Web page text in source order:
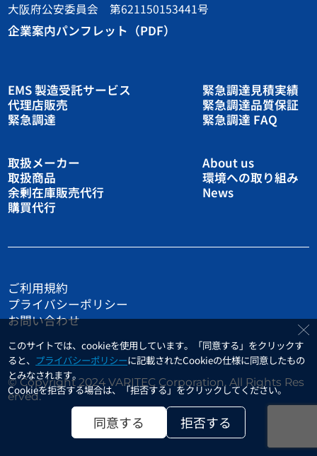
このサイトでは、cookieを使用しています。「同意する」をクリックす
ると、 プライバシーポリシーに記載されたCookieの仕様に同意したもの
とみなされます。
Cookieを拒否する場合は、「拒否する」をクリックしてください。
同意する 拒否する
大阪府公安委員会 第621150153441号
企業案内パンフレット（PDF）
EMS 製造受託サービス
代理店販売
緊急調達
取扱メーカー
取扱商品
余剰在庫販売代行
購買代行
緊急調達見積実績
緊急調達品質保証
緊急調達 FAQ
About us
環境への取り組み
News
ご利用規約
プライバシーポリシー
お問い合わせ
© Copyright 2024 VARITEC Corporation. All Rights Res
erved.